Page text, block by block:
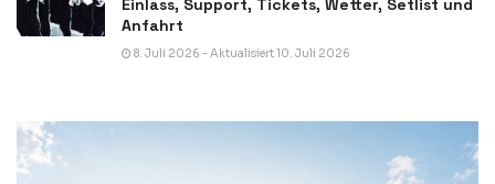
Anfahrt
8. Juli 2026 - Aktualisiert 10. Juli 2026